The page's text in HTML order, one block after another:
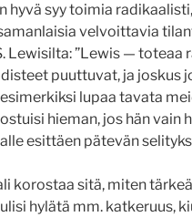
hyvä syy toimia
velvoittavia
Lewisilta: ”Lewis — toteaa
puuttuvat, ja joskus
lupaa tavata
hieman, jos hän vain
esittäen pätevän
korostaa sitä, miten
hylätä mm. katkeruus,